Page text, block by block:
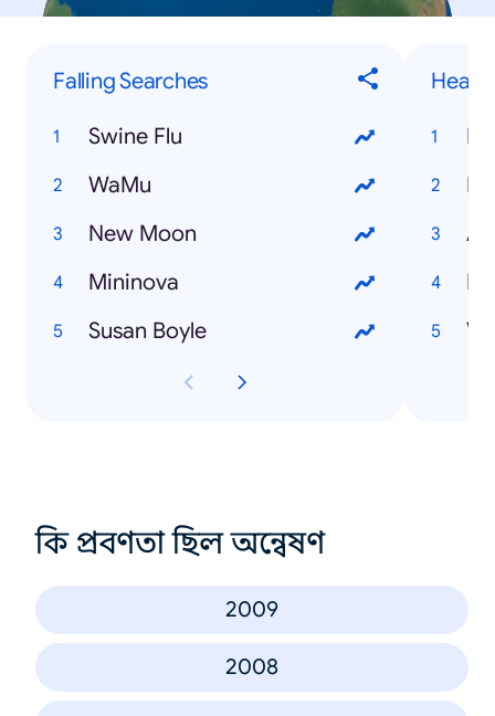
Falling Searches
Swine Flu
WaMu
New Moon
Mininova
Susan Boyle
Health
কি প্রবণতা ছিল অন্বেষণ
2009
2008